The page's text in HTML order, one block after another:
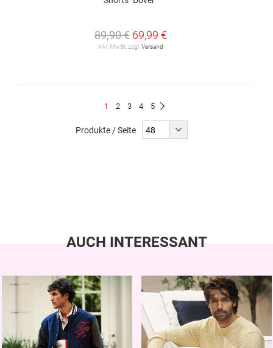
89,90 € 69,99 €
inkl. MwSt. zzgl. Versand
Du
1 Seite
2 Seite
3 Seite
4 Seite
5
Produkte / Seite
AUCH INTERESSANT